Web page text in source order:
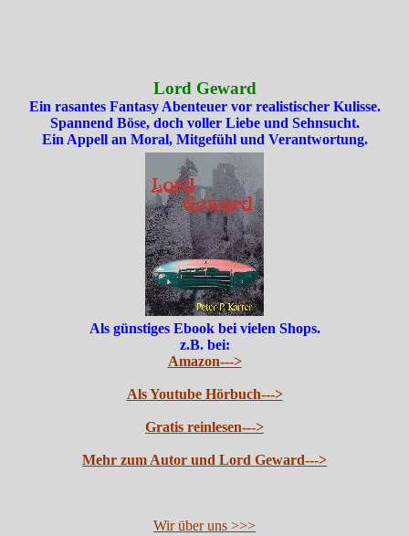
Lord Geward
Ein rasantes Fantasy Abenteuer vor realistischer Kulisse.
Spannend Böse, doch voller Liebe und Sehnsucht.
Ein Appell an Moral, Mitgefühl und Verantwortung.
Als günstiges Ebook bei vielen Shops.
z.B. bei:
Amazon--->
Als Youtube Hörbuch--->
Gratis reinlesen--->
Mehr zum Autor und Lord Geward--->
Wir über uns >>>